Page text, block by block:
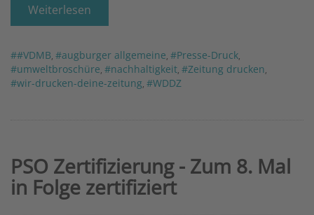
Weiterlesen
##VDMB #augburger allgemeine #Presse-Druck
#umweltbroschüre #nachhaltigkeit #Zeitung drucken
#wir-drucken-deine-zeitung #WDDZ
PSO Zertifizierung - Zum 8. Mal
in Folge zertifiziert